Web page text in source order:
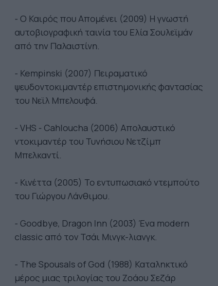
- Ο Καιρός που Απομένει (2009) Η γνωστή
αυτοβιογραφική ταινία του Ελία Σουλεϊμάν
από την Παλαιστίνη.
- Kempinski (2007) Πειραματικό
ψευδοντοκιμαντέρ επιστημονικής φαντασίας
του Νεϊλ Μπελουφά.
- VHS - Cahloucha (2006) Απολαυστικό
ντοκιμαντέρ του Τυνήσιου Νετζίμπ
Μπελκαντί.
- Κινέττα (2005) Το εντυπωσιακό ντεμπούτο
του Γιώργου Λάνθιμου.
- Goodbye, Dragon Inn (2003) Ένα modern
classic από τον Τσάι Μινγκ-λιανγκ.
- The Spousals of God (1988) Καταληκτικό
μέρος μιας τριλογίας του Ζοάου Σεζάρ